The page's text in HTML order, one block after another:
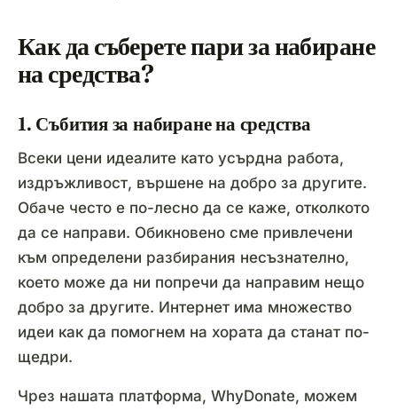
Как да съберете пари за набиране
на средства?
1. Събития за набиране на средства
Всеки цени идеалите като усърдна работа,
издръжливост, вършене на добро за другите.
Обаче често е по-лесно да се каже, отколкото
да се направи. Обикновено сме привлечени
към определени разбирания несъзнателно,
което може да ни попречи да направим нещо
добро за другите. Интернет има множество
идеи как да помогнем на хората да станат по-
щедри.
Чрез нашата платформа, WhyDonate, можем